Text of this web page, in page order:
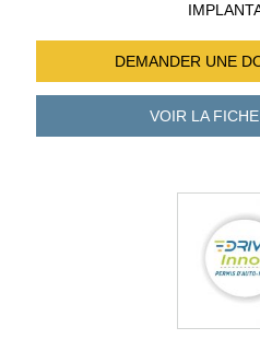
DEMANDER UNE
VOIR LA FICHE